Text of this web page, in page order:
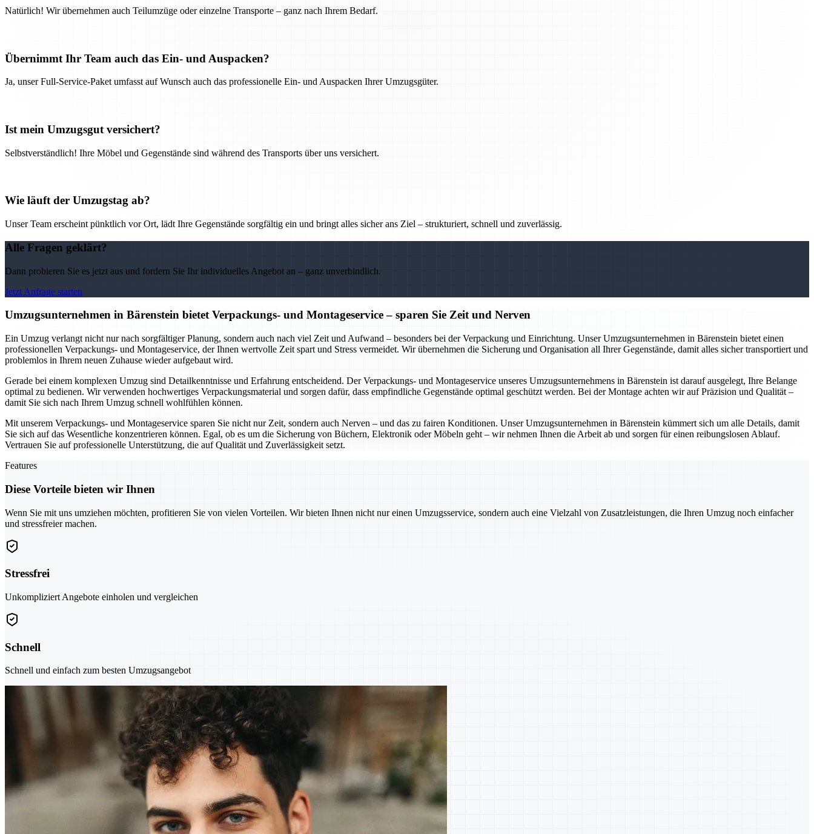
Natürlich! Wir übernehmen auch Teilumzüge oder einzelne Transporte – ganz nach Ihrem Bedarf.
Übernimmt Ihr Team auch das Ein- und Auspacken?
Ja, unser Full-Service-Paket umfasst auf Wunsch auch das professionelle Ein- und Auspacken Ihrer Umzugsgüter.
Ist mein Umzugsgut versichert?
Selbstverständlich! Ihre Möbel und Gegenstände sind während des Transports über uns versichert.
Wie läuft der Umzugstag ab?
Unser Team erscheint pünktlich vor Ort, lädt Ihre Gegenstände sorgfältig ein und bringt alles sicher ans Ziel – strukturiert, schnell und zuverlässig.
Alle Fragen geklärt?
Dann probieren Sie es jetzt aus und fordern Sie Ihr individuelles Angebot an – ganz unverbindlich.
Jetzt Anfrage starten
Umzugsunternehmen in Bärenstein bietet Verpackungs- und Montageservice – sparen Sie Zeit und Nerven
Ein Umzug verlangt nicht nur nach sorgfältiger Planung, sondern auch nach viel Zeit und Aufwand – besonders bei der Verpackung und Einrichtung. Unser Umzugsunternehmen in Bärenstein bietet einen
professionellen Verpackungs- und Montageservice, der Ihnen wertvolle Zeit spart und Stress vermeidet. Wir übernehmen die Sicherung und Organisation all Ihrer Gegenstände, damit alles sicher transportiert und
problemlos in Ihrem neuen Zuhause wieder aufgebaut wird.
Gerade bei einem komplexen Umzug sind Detailkenntnisse und Erfahrung entscheidend. Der Verpackungs- und Montageservice unseres Umzugsunternehmens in Bärenstein ist darauf ausgelegt, Ihre Belange
optimal zu bedienen. Wir verwenden hochwertiges Verpackungsmaterial und sorgen dafür, dass empfindliche Gegenstände optimal geschützt werden. Bei der Montage achten wir auf Präzision und Qualität –
damit Sie sich nach Ihrem Umzug schnell wohlfühlen können.
Mit unserem Verpackungs- und Montageservice sparen Sie nicht nur Zeit, sondern auch Nerven – und das zu fairen Konditionen. Unser Umzugsunternehmen in Bärenstein kümmert sich um alle Details, damit
Sie sich auf das Wesentliche konzentrieren können. Egal, ob es um die Sicherung von Büchern, Elektronik oder Möbeln geht – wir nehmen Ihnen die Arbeit ab und sorgen für einen reibungslosen Ablauf.
Vertrauen Sie auf professionelle Unterstützung, die auf Qualität und Zuverlässigkeit setzt.
Features
Diese Vorteile bieten wir Ihnen
Wenn Sie mit uns umziehen möchten, profitieren Sie von vielen Vorteilen. Wir bieten Ihnen nicht nur einen Umzugsservice, sondern auch eine Vielzahl von Zusatzleistungen, die Ihren Umzug noch einfacher
und stressfreier machen.
Stressfrei
Unkompliziert Angebote einholen und vergleichen
Schnell
Schnell und einfach zum besten Umzugsangebot